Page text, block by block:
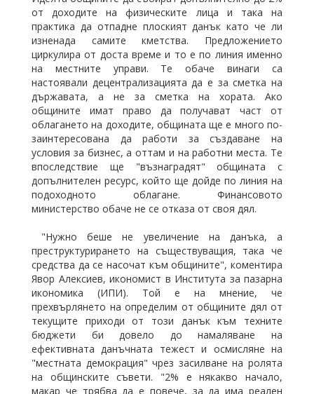
от доходите на физическите лица и така на
практика да отпадне плоският данък като че ли
изненада самите кметства. Предложението
циркулира от доста време и то е по линия именно
на местните управи. Те обаче винаги са
настоявали децентрализацията да е за сметка на
държавата, а не за сметка на хората. Ако
общините имат право да получават част от
облагането на доходите, общината ще е много по-
заинтересована да работи за създаване на
условия за бизнес, а оттам и на работни места. Те
впоследствие ще "възнаградят" общината с
допълнителен ресурс, който ще дойде по линия на
подоходното облагане. Финансовото
министерство обаче не се отказа от своя дял.
"Нужно беше не увеличение на данъка, а
преструктурирането на съществуващия, така че
средства да се насочат към общините", коментира
Явор Алексиев, икономист в Института за пазарна
икономика (ИПИ). Той е на мнение, че
прехвърлянето на определим от общините дял от
текущите приходи от този данък към техните
бюджети би довело до намаляване на
ефективната данъчната тежест и осмисляне на
"местната демокрация" чрез засилване на ролята
на общинските съвети. "2% е някакво начало,
макар че трябва да е повече, за да има реален